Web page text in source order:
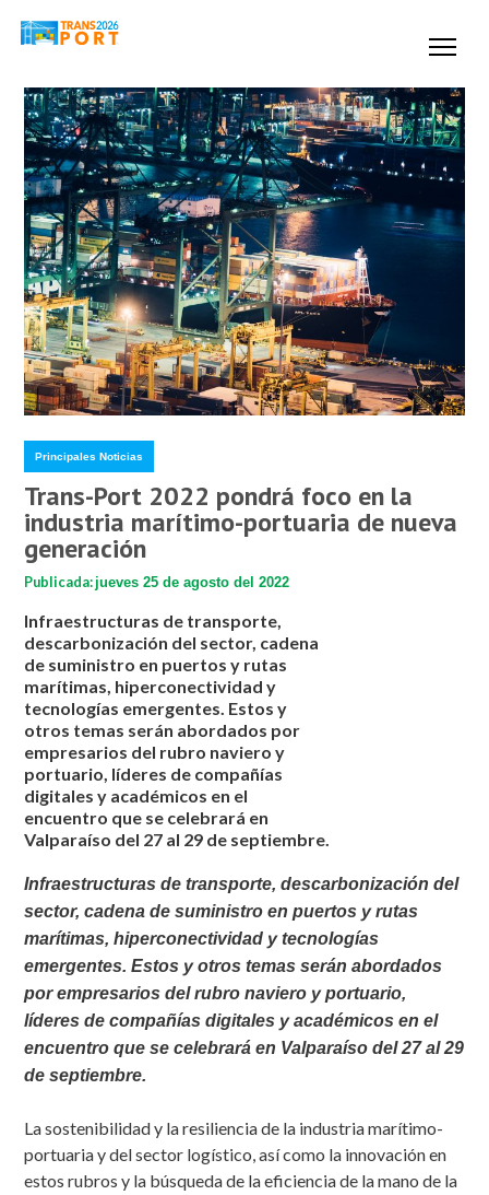
Principales Noticias
Trans-Port 2022 pondrá foco en la
industria marítimo-portuaria de nueva
generación
Publicada: jueves 25 de agosto del 2022
Infraestructuras de transporte,
descarbonización del sector, cadena
de suministro en puertos y rutas
marítimas, hiperconectividad y
tecnologías emergentes. Estos y
otros temas serán abordados por
empresarios del rubro naviero y
portuario, líderes de compañías
digitales y académicos en el
encuentro que se celebrará en
Valparaíso del 27 al 29 de septiembre.
Infraestructuras de transporte, descarbonización del
sector, cadena de suministro en puertos y rutas
marítimas, hiperconectividad y tecnologías
emergentes. Estos y otros temas serán abordados
por empresarios del rubro naviero y portuario,
líderes de compañías digitales y académicos en el
encuentro que se celebrará en Valparaíso del 27 al 29
de septiembre.
La sostenibilidad y la resiliencia de la industria marítimo-
portuaria y del sector logístico, así como la innovación en
estos rubros y la búsqueda de la eficiencia de la mano de la